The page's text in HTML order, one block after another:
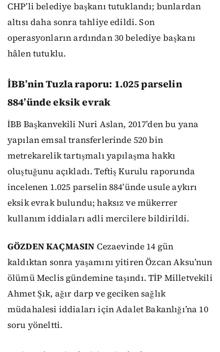
CHP’li belediye başkanı tutuklandı; bunlardan
altısı daha sonra tahliye edildi. Son
operasyonların ardından 30 belediye başkanı
hâlen tutuklu.
İBB’nin Tuzla raporu: 1.025 parselin
884’ünde eksik evrak
İBB Başkanvekili Nuri Aslan, 2017’den bu yana
yapılan emsal transferlerinde 520 bin
metrekarelik tartışmalı yapılaşma hakkı
oluştuğunu açıkladı. Teftiş Kurulu raporunda
incelenen 1.025 parselin 884’ünde usule aykırı
eksik evrak bulundu; haksız ve mükerrer
kullanım iddiaları adli mercilere bildirildi.
GÖZDEN KAÇMASIN Cezaevinde 14 gün
kaldıktan sonra yaşamını yitiren Özcan Aksu’nun
ölümü Meclis gündemine taşındı. TİP Milletvekili
Ahmet Şık, ağır darp ve geciken sağlık
müdahalesi iddiaları için Adalet Bakanlığı’na 10
soru yöneltti.